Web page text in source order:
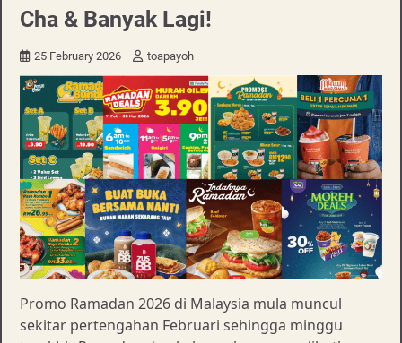
Cha & Banyak Lagi!
25 February 2026 toapayoh
Promo Ramadan 2026 di Malaysia mula muncul
sekitar pertengahan Februari sehingga minggu